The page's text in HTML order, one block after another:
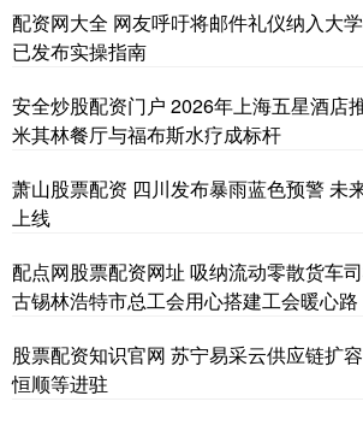
配资网大全 网友呼吁将邮件礼仪纳入大
已发布实操指南
安全炒股配资门户 2026年上海五星酒店
米其林餐厅与福布斯水疗成标杆
萧山股票配资 四川发布暴雨蓝色预警 未
上线
配点网股票配资网址 吸纳流动零散货车
古锡林浩特市总工会用心搭建工会暖心路
股票配资知识官网 苏宁易采云供应链扩容
恒顺等进驻